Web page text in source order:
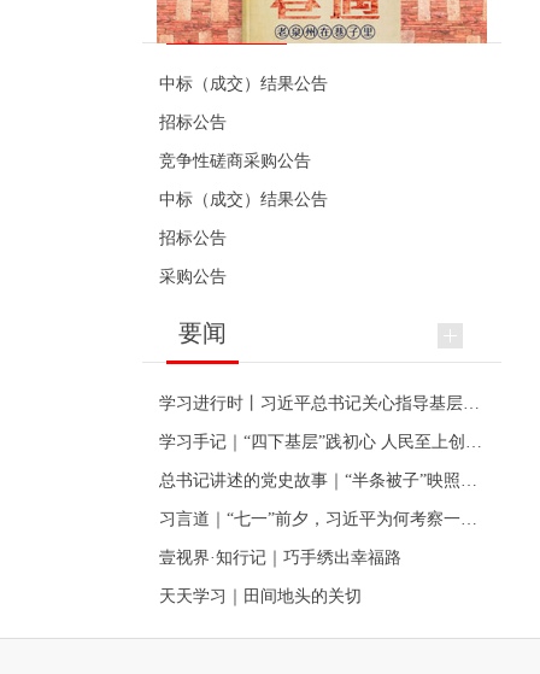
便民资讯
中标（成交）结果公告
招标公告
竞争性磋商采购公告
中标（成交）结果公告
招标公告
采购公告
要闻
壹视界·知行记｜巧手绣出幸福路
天天学习｜田间地头的关切